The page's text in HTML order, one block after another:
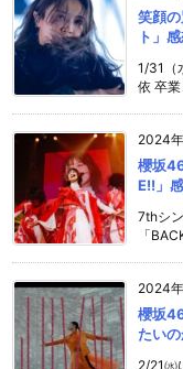
笑顔
ト」
1/31（
依 卒
2024
櫻坂
E!!」
7thシ
「
2024
櫻坂
たい
2/21㈬